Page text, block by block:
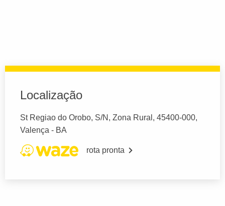
Localização
St Regiao do Orobo, S/N, Zona Rural, 45400-000,
Valença - BA
rota pronta